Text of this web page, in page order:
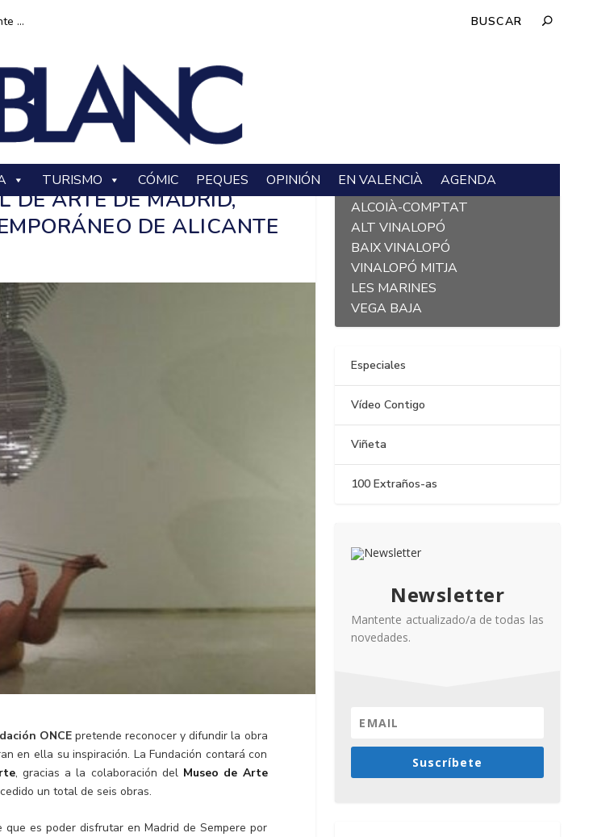
...
TURISMO CÓMIC PEQUES OPINIÓN EN VALENCIÀ AGENDA
DE ARTE DE MADRID,
DE ALICANTE
ONCE pretende reconocer y difundir la obra
en ella su inspiración. La Fundación contará con
, gracias a la colaboración del Museo de Arte
un total de seis obras.
es poder disfrutar en Madrid de Sempere por
L´ALACANTÍ
ALCOIÀ-COMPTAT
ALT VINALOPÓ
BAIX VINALOPÓ
VINALOPÓ MITJA
LES MARINES
VEGA BAJA
Especiales
Vídeo Contigo
Viñeta
100 Extraños-as
Newsletter
Mantente actualizado/a de todas las
novedades.
Suscríbete